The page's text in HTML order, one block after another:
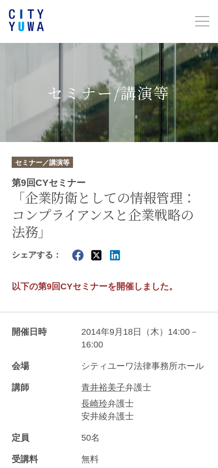
セミナー/講演等
セミナー／講演等
第9回CYセミナー
「企業防衛としての情報管理：
コンプライアンスと企業戦略の
法務」
シェアする：
以下の第9回CYセミナーを開催しました。
開催日時
2014年9月18日（木）14:00－
16:00
会場 シティユーワ法律事務所ホール
講師 青井裕美子弁護士
長崎玲弁護士
安井綾弁護士
定員 50名
受講料 無料